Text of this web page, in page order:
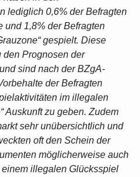
lediglich 0,6% der Befragten
1,8% der Befragten
gespielt. Diese
den Prognosen der
sind nach der BZgA-
der Befragten
im illegalen
Auskunft zu geben. Zudem
sehr unübersichtlich und
oft den Schein der
möglicherweise auch
illegalen Glücksspiel